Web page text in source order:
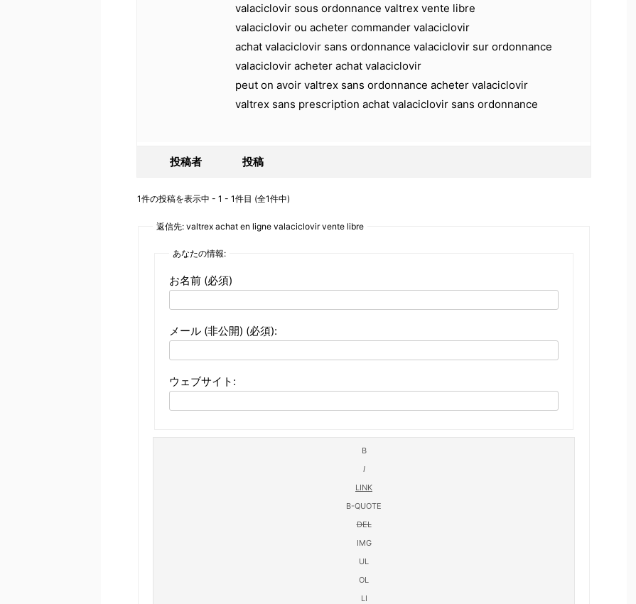
valaciclovir sous ordonnance valtrex vente libre
valaciclovir ou acheter commander valaciclovir
achat valaciclovir sans ordonnance valaciclovir sur ordonnance
valaciclovir acheter achat valaciclovir
peut on avoir valtrex sans ordonnance acheter valaciclovir
valtrex sans prescription achat valaciclovir sans ordonnance
投稿者 投稿
1件の投稿を表示中 - 1 - 1件目 (全1件中)
返信先: valtrex achat en ligne valaciclovir vente libre
あなたの情報:
お名前 (必須)
メール (非公開) (必須):
ウェブサイト: